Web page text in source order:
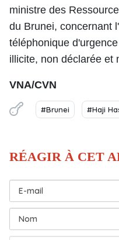
ministre des
du Brunei, concernant
téléphonique
illicite, non déclarée et
VNA/CVN
#Brunei #Haji